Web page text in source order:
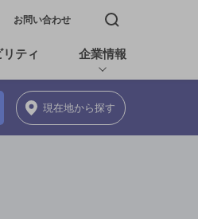
お問い合わせ 検索窓を開く
ティ 企業情報
現在地から探す